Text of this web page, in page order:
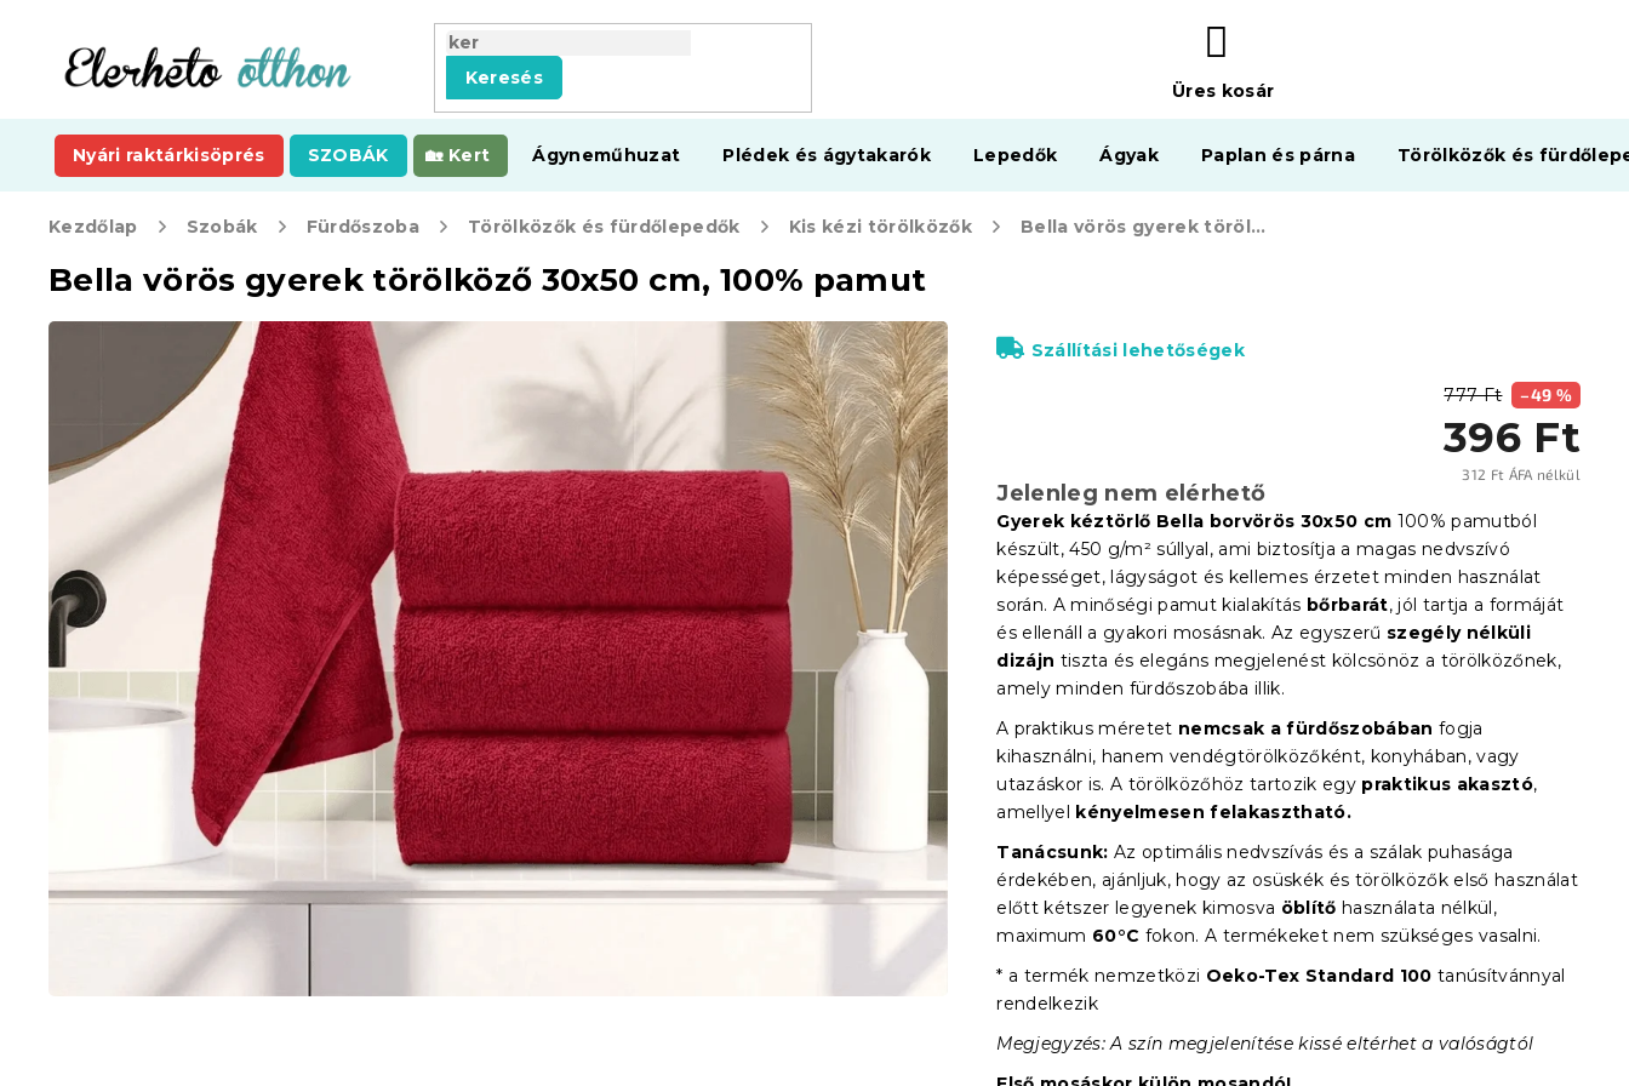
tartalomhoz
Keresés
KOSÁR
Üres kosár
Nyári raktárkisöprés SZOBÁK Kert Ágyneműhuzat Plédek és ágytakarók Lepedők Ágyak Paplan és párna Törölközők és
Kezdőlap Szobák Fürdőszoba Törölközők és fürdőlepedők Kis kézi törölközők Bella vörös gyerek törölköző 30x50 cm, 100% pamut
Bella vörös gyerek törölköző 30x50 cm, 100% pamut
777 Ft –49 %
396 Ft
312 Ft ÁFA nélkül
Jelenleg nem elérhető
Szállítási lehetőségek
Gyerek kéztörlő Bella borvörös 30x50 cm 100% pamutból
készült, 450 g/m² súllyal, ami biztosítja a magas nedvszívó
képességet, lágyságot és kellemes érzetet minden használat
során. A minőségi pamut kialakítás bőrbarát, jól tartja a formáját
és ellenáll a gyakori mosásnak. Az egyszerű szegély nélküli
dizájn tiszta és elegáns megjelenést kölcsönöz a törölközőnek,
amely minden fürdőszobába illik.
A praktikus méretet nemcsak a fürdőszobában fogja
kihasználni, hanem vendégtörölközőként, konyhában, vagy
utazáskor is. A törölközőhöz tartozik egy praktikus akasztó,
amellyel kényelmesen felakasztható.
Tanácsunk: Az optimális nedvszívás és a szálak puhasága
érdekében, ajánljuk, hogy az osüskék és törölközők első használat
előtt kétszer legyenek kimosva öblítő használata nélkül,
maximum 60°C fokon. A termékeket nem szükséges vasalni.
* a termék nemzetközi Oeko-Tex Standard 100 tanúsítvánnyal
rendelkezik
Megjegyzés: A szín megjelenítése kissé eltérhet a valóságtól